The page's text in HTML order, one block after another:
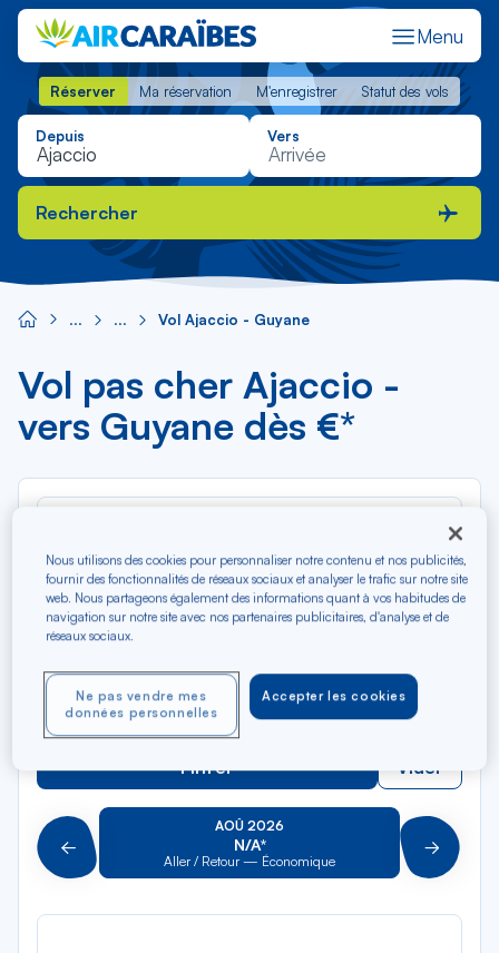
Menu
Réserver Ma réservation M'enregistrer Statut des vols
Réserver Ma réservation M'enregistrer Statut des vols
Depuis Vers
Rechercher
Vol Ajaccio - Guyane
Vol pas cher Ajaccio -
vers Guyane dès €*
la
liste
Vers
Pour aller vers
Type de trajet
Aller-Retour Aller simple
Filtrer Vider
Précédent
AOÛ 2026
N/A*
Aller / Retour — Économique Suivant
Nous utilisons des cookies pour personnaliser notre contenu et nos publicités,
fournir des fonctionnalités de réseaux sociaux et analyser le trafic sur notre site
web. Nous partageons également des informations quant à vos habitudes de
navigation sur notre site avec nos partenaires publicitaires, d'analyse et de
réseaux sociaux.
Accepter les cookies
Ne pas vendre mes
données personnelles